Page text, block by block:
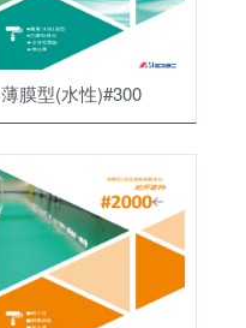
薄膜型(水性)#300